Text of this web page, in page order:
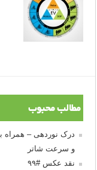
مطالب محبوب
و سرعت شاتر
نقد عکس #۹۹